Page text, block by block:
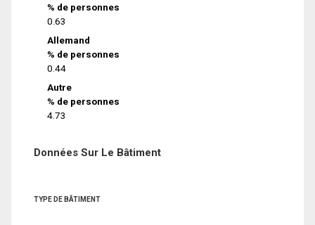
% de personnes
0.63
Allemand
% de personnes
0.44
Autre
% de personnes
4.73
Données Sur Le Bâtiment
TYPE DE BÂTIMENT